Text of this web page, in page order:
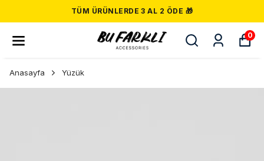
TÜM ÜRÜNLERDE 3 AL 2 ÖDE 🎁
0
Anasayfa Yüzük